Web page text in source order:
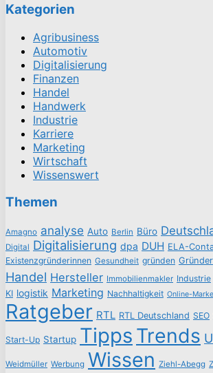
Kategorien
Agribusiness
Automotiv
Digitalisierung
Finanzen
Handel
Handwerk
Industrie
Karriere
Marketing
Wirtschaft
Wissenswert
Themen
Amagno analyse Auto Berlin Büro
Digital Digitalisierung dpa DUH ELA-
Existenzgründerinnen Gesundheit gründen Gründer
Handel Hersteller Immobilienmakler Industrie
KI logistik Marketing Nachhaltigkeit Online-
Ratgeber RTL RTL Deutschland SEO
Start-Up Startup Tipps Trends
Weidmüller Werbung Wissen Ziehl-Abegg